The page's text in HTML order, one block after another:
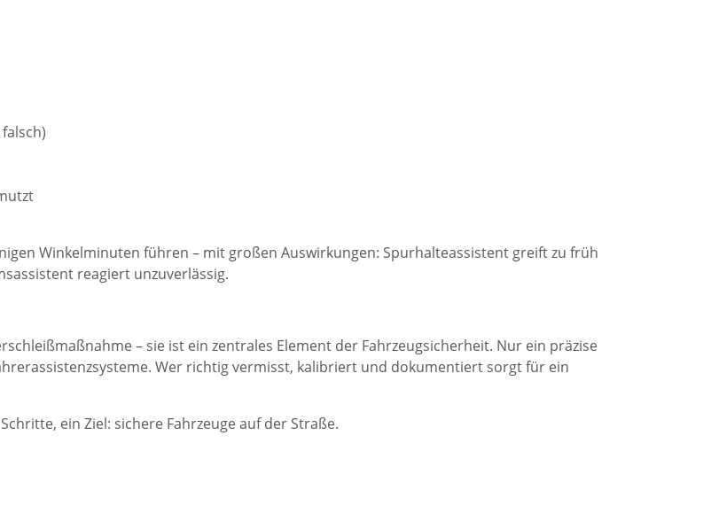
Winkelminuten führen – mit großen Auswirkungen: Spurhalteassistent greift zu früh
reagiert unzuverlässig.
– sie ist ein zentrales Element der Fahrzeugsicherheit. Nur ein präzise
Wer richtig vermisst, kalibriert und dokumentiert sorgt für ein
ein Ziel: sichere Fahrzeuge auf der Straße.